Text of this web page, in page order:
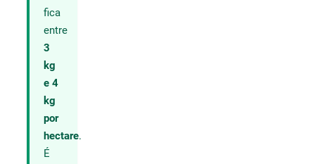
fica
entre
3
kg
e 4
kg
por
hectare.
É